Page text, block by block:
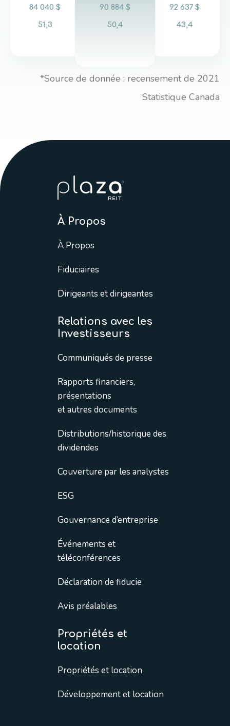
84 040 $
51,3
90 884 $
50,4
92 637 $
43,4
*Source de donnée : recensement de 2021
Statistique Canada
À Propos
À Propos
Fiduciaires
Dirigeants et dirigeantes
Relations avec les
Investisseurs
Communiqués de presse
Rapports financiers,
présentations
et autres documents
Distributions/historique des
dividendes
Couverture par les analystes
ESG
Gouvernance d’entreprise
Événements et
téléconférences
Déclaration de fiducie
Avis préalables
Propriétés et
location
Propriétés et location
Développement et location